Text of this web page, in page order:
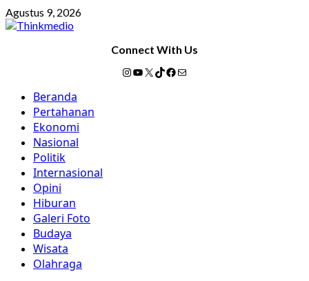
Skip
to
Agustus 9, 2026
Connect With Us
Instagram
YouTube
X TikTok
Facebook
Mail
Primary
Menu
Beranda
Pertahanan
Ekonomi
Nasional
Politik
Internasional
Opini
Hiburan
Galeri Foto
Budaya
Wisata
Olahraga